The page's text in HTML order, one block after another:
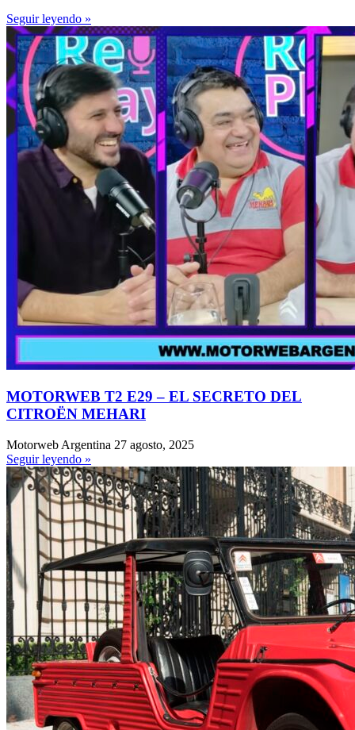
Seguir leyendo »
MOTORWEB T2 E29 – EL SECRETO DEL
CITROËN MEHARI
Motorweb Argentina 27 agosto, 2025
Seguir leyendo »